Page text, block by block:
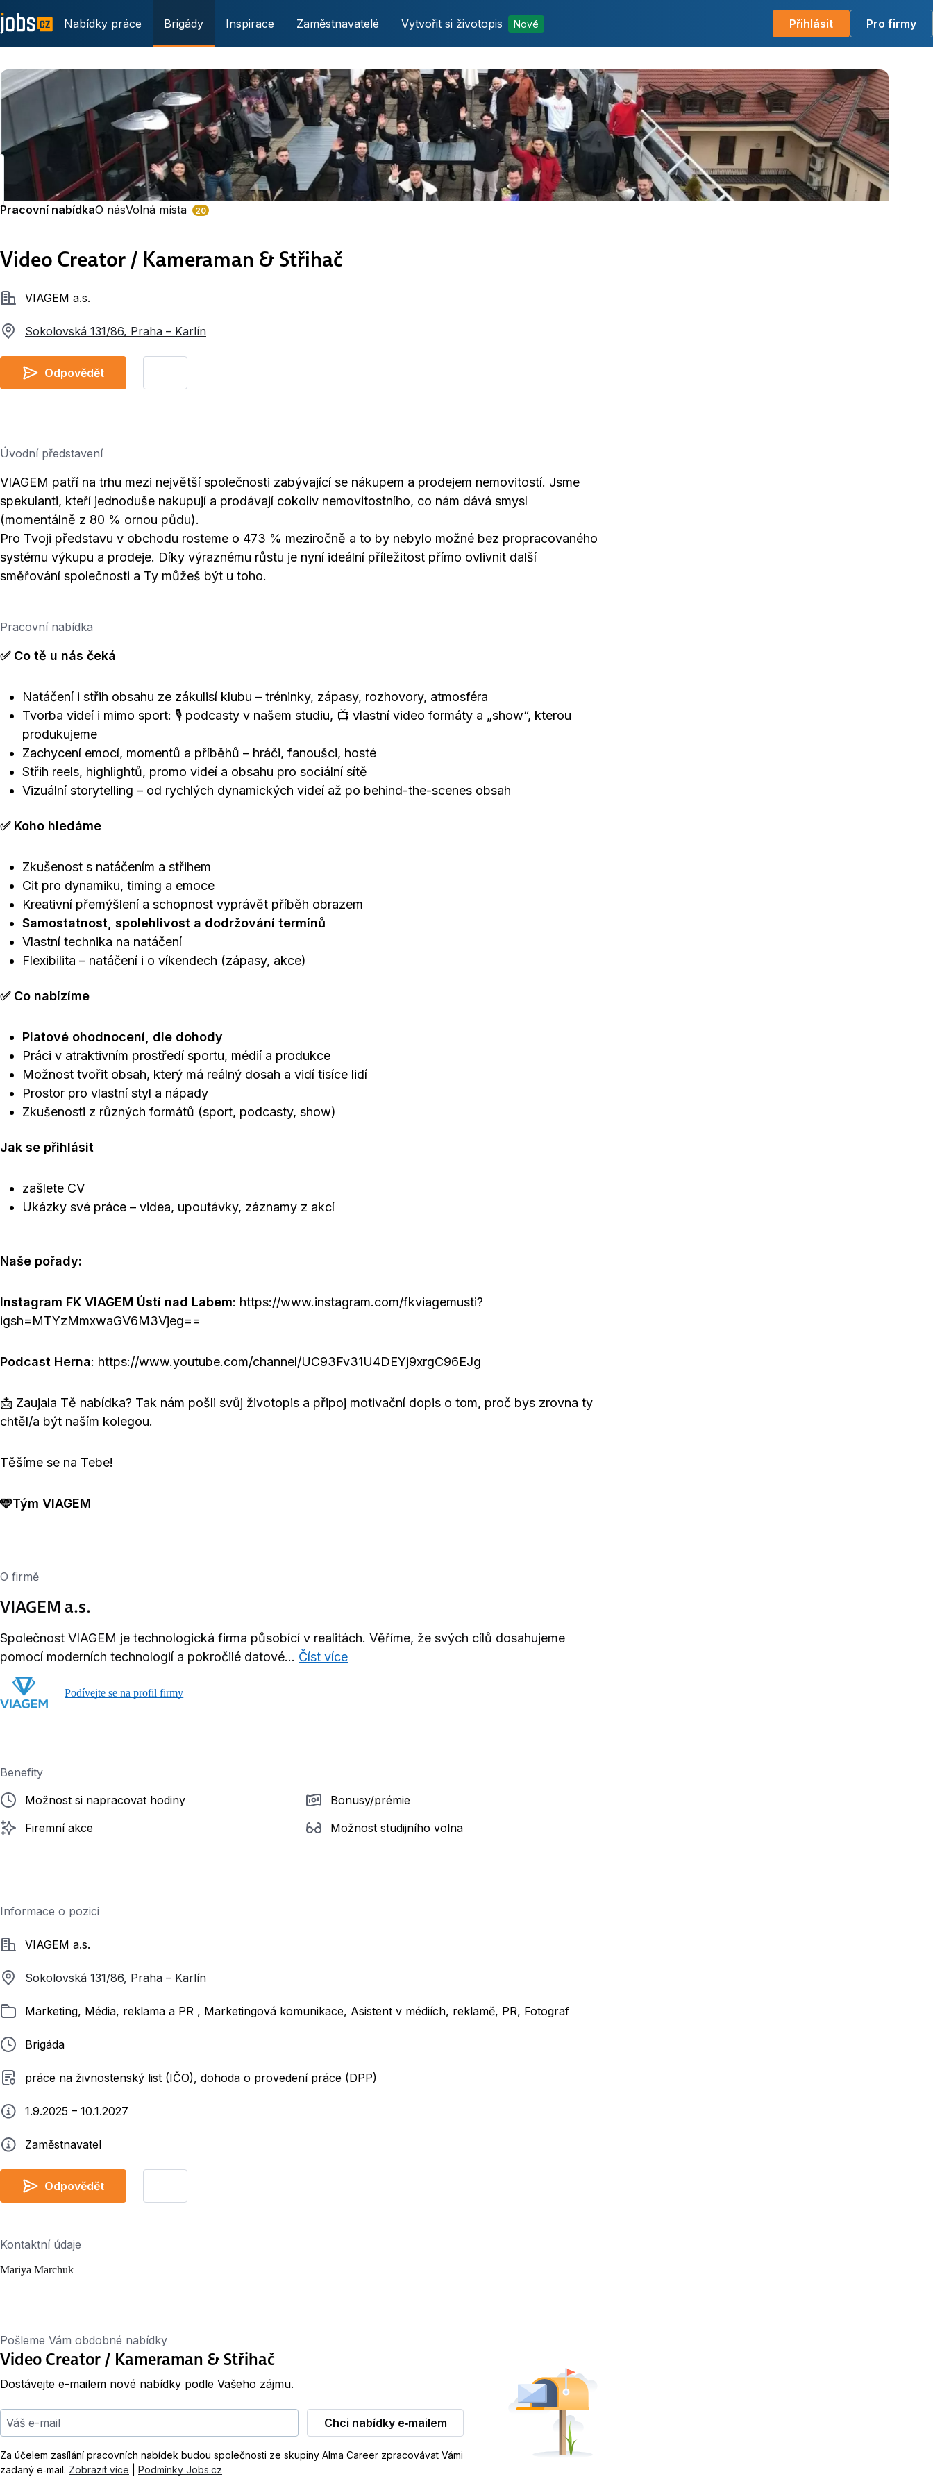
Nabídky práce Brigády Inspirace Zaměstnavatelé Vytvořit si životopis Nové Přihlásit Pro firmy
Pracovní nabídkaO násVolná místa 20
Video Creator / Kameraman & Střihač
SpolečnostVIAGEM a.s.
Sokolovská 131/86, Praha – Karlín
Odpovědět
Úvodní představení
VIAGEM patří na trhu mezi největší společnosti zabývající se nákupem a prodejem nemovitostí. Jsme
spekulanti, kteří jednoduše nakupují a prodávají cokoliv nemovitostního, co nám dává smysl
(momentálně z 80 % ornou půdu).
Pro Tvoji představu v obchodu rosteme o 473 % meziročně a to by nebylo možné bez propracovaného
systému výkupu a prodeje. Díky výraznému růstu je nyní ideální příležitost přímo ovlivnit další
směřování společnosti a Ty můžeš být u toho.
Pracovní nabídka
✅ Co tě u nás čeká
Natáčení i střih obsahu ze zákulisí klubu – tréninky, zápasy, rozhovory, atmosféra
Tvorba videí i mimo sport: 🎙️ podcasty v našem studiu, 📺 vlastní video formáty a „show“, kterou
produkujeme
Zachycení emocí, momentů a příběhů – hráči, fanoušci, hosté
Střih reels, highlightů, promo videí a obsahu pro sociální sítě
Vizuální storytelling – od rychlých dynamických videí až po behind-the-scenes obsah
✅ Koho hledáme
Zkušenost s natáčením a střihem
Cit pro dynamiku, timing a emoce
Kreativní přemýšlení a schopnost vyprávět příběh obrazem
Samostatnost, spolehlivost a dodržování termínů
Vlastní technika na natáčení
Flexibilita – natáčení i o víkendech (zápasy, akce)
✅ Co nabízíme
Platové ohodnocení, dle dohody
Práci v atraktivním prostředí sportu, médií a produkce
Možnost tvořit obsah, který má reálný dosah a vidí tisíce lidí
Prostor pro vlastní styl a nápady
Zkušenosti z různých formátů (sport, podcasty, show)
Jak se přihlásit
zašlete CV
Ukázky své práce – videa, upoutávky, záznamy z akcí
Naše pořady:
Instagram FK VIAGEM Ústí nad Labem: https://www.instagram.com/fkviagemusti?
igsh=MTYzMmxwaGV6M3Vjeg==
Podcast Herna: https://www.youtube.com/channel/UC93Fv31U4DEYj9xrgC96EJg
📩 Zaujala Tě nabídka? Tak nám pošli svůj životopis a připoj motivační dopis o tom, proč bys zrovna ty
chtěl/a být naším kolegou.
Těšíme se na Tebe!
🩵Tým VIAGEM
O firmě
VIAGEM a.s.
Společnost VIAGEM je technologická firma působící v realitách. Věříme, že svých cílů dosahujeme
pomocí moderních technologií a pokročilé datové... Číst více
Podívejte se na profil firmy
Benefity
Možnost si napracovat hodiny
Firemní akce
Bonusy/prémie
Možnost studijního volna
Informace o pozici
SpolečnostVIAGEM a.s.
Sokolovská 131/86, Praha – Karlín
ZařazenoMarketing, Média, reklama a PR , Marketingová komunikace, Asistent v médiích, reklamě, PR, Fotograf
Typ pracovního poměru
Brigáda
Typ smluvního vztahu
práce na živnostenský list (IČO), dohoda o provedení práce (DPP)
Typ práce1.9.2025 – 10.1.2027
ZadavatelZaměstnavatel
Odpovědět
Kontaktní údaje
Mariya Marchuk
Pošleme Vám obdobné nabídky
Video Creator / Kameraman & Střihač
Dostávejte e-mailem nové nabídky podle Vašeho zájmu.
Váš e-mail
Chci nabídky e‑mailem
Za účelem zasílání pracovních nabídek budou společnosti ze skupiny Alma Career zpracovávat Vámi
zadaný e‑mail. Zobrazit více Podmínky Jobs.cz